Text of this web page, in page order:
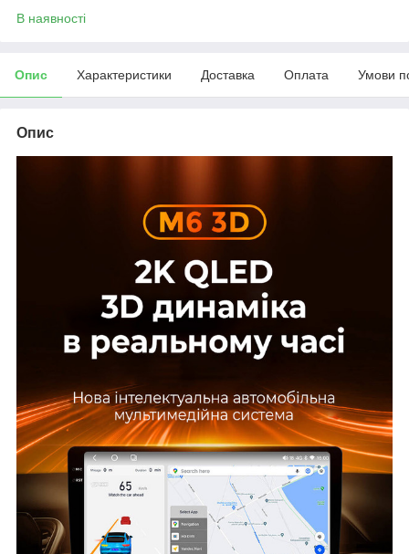
В наявності
Опис Характеристики Доставка Оплата Умови
Опис